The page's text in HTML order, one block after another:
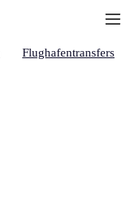
Flughafentransfers